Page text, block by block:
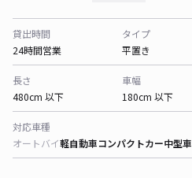
貸出時間
24時間営業
タイプ
平置き
長さ
480cm 以下
車幅
180cm 以下
対応車種
オートバイ軽自動車コンパクトカー中型車